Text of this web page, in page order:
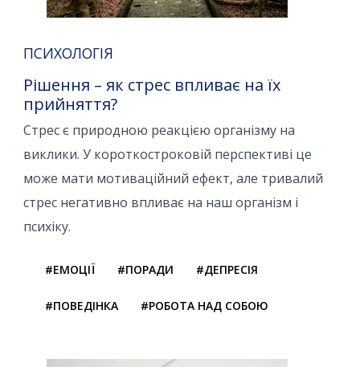
ПСИХОЛОГІЯ
Рішення – як стрес впливає на їх
прийняття?
Стрес є природною реакцією організму на
виклики. У короткостроковій перспективі це
може мати мотиваційний ефект, але тривалий
стрес негативно впливає на наш організм і
психіку.
#ЕМОЦІЇ #ПОРАДИ #ДЕПРЕСІЯ
#ПОВЕДІНКА #РОБОТА НАД СОБОЮ